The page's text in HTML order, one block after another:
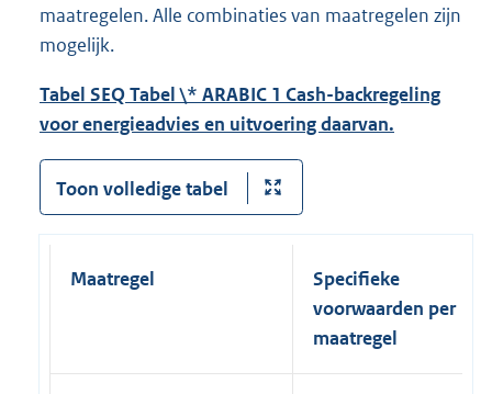
maatregelen. Alle combinaties van maatregelen zijn
mogelijk.
Tabel SEQ Tabel \* ARABIC 1 Cash-backregeling
voor energieadvies en uitvoering daarvan.
Toon volledige tabel
Maatregel
Specifieke
voorwaarden per
maatregel